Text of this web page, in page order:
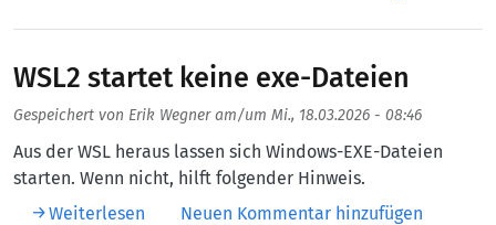
WSL2 startet keine exe-Dateien
Gespeichert von Erik Wegneram/um Mi., 18.03.2026 - 08:46
Aus der WSL heraus lassen sich Windows-EXE-Dateien
starten. Wenn nicht, hilft folgender Hinweis.
Weiterlesen über WSL2 startet keine exe-Dateien
Neuen Kommentar hinzufügen